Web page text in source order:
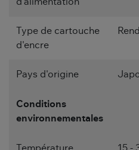
d'alimentation
Type de cartouche
d'encre
Pays d'origine
Conditions
environnementales